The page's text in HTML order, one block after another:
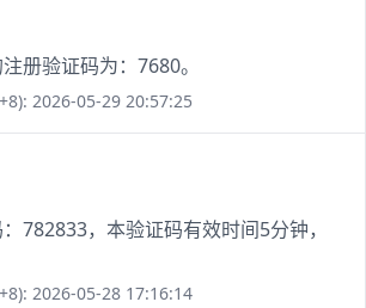
册验证码为：7680。
2026-05-29 20:57:25
：782833，本验证码有效时间5分钟，
2026-05-28 17:16:14